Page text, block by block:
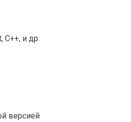
C++, и др.
версией